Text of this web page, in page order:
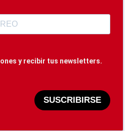
y recibir tus newsletters.
SUSCRIBIRSE